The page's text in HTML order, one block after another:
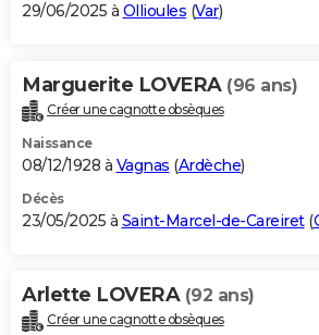
29/06/2025 à Ollioules (Var)
Marguerite LOVERA (96 ans)
Créer une cagnotte obsèques
Naissance
08/12/1928 à Vagnas (Ardèche)
Décès
23/05/2025 à Saint-Marcel-de-Careiret(
Arlette LOVERA (92 ans)
Créer une cagnotte obsèques